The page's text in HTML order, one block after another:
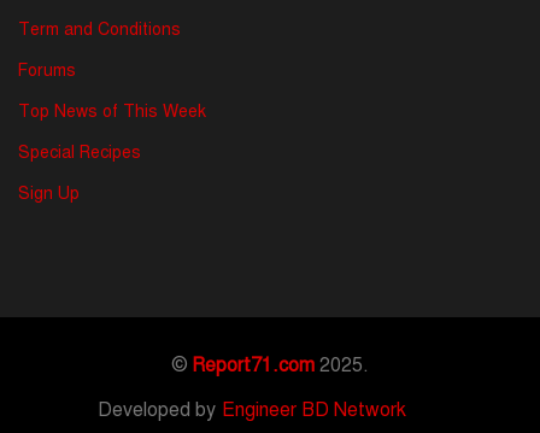
Term and Conditions
Forums
Top News of This Week
Special Recipes
Sign Up
© Report71.com2025.
Developed by Engineer BD Network